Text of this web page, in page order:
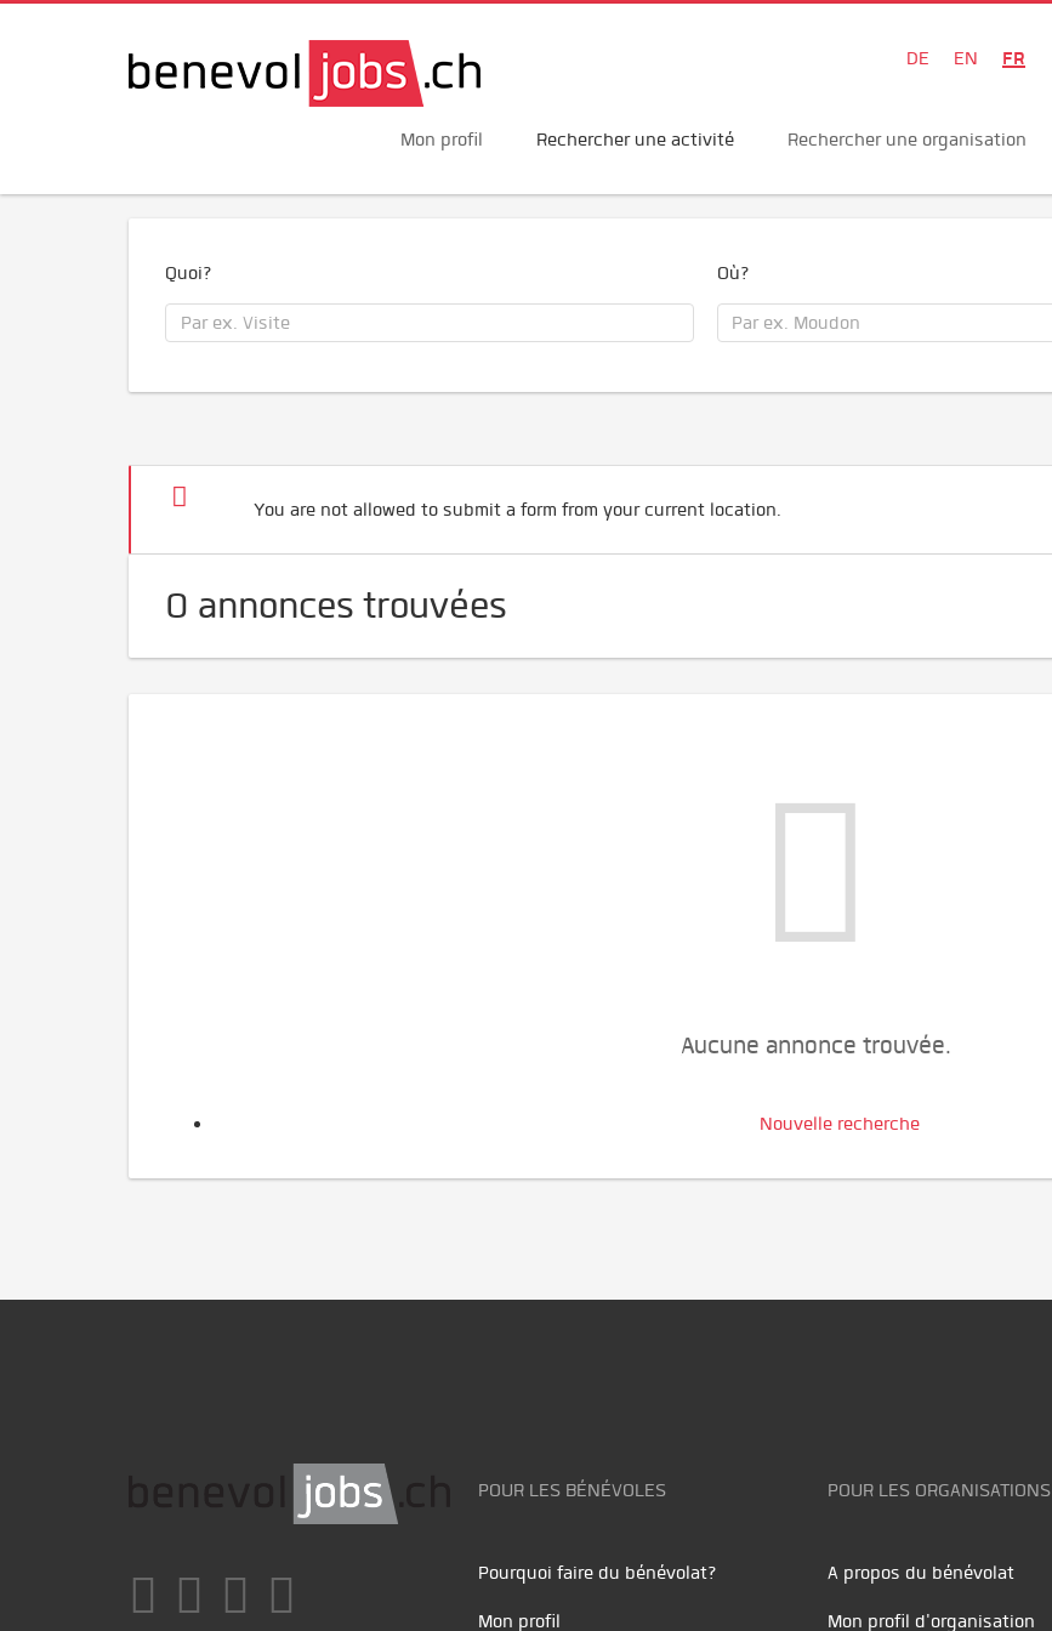
DE EN FR
Mon profil Rechercher une activité Rechercher une organisation
Quoi? Où?
You are not allowed to submit a form from your current location.
0 annonces trouvées
Aucune annonce trouvée.
Nouvelle recherche
POUR LES BÉNÉVOLES
Pourquoi faire du bénévolat?
Mon profil
POUR LES ORGANISATIONS
A propos du bénévolat
Mon profil d'organisation